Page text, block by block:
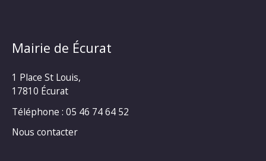
Mairie de Écurat
1 Place St Louis,
17810 Écurat
Téléphone : 05 46 74 64 52
Nous contacter